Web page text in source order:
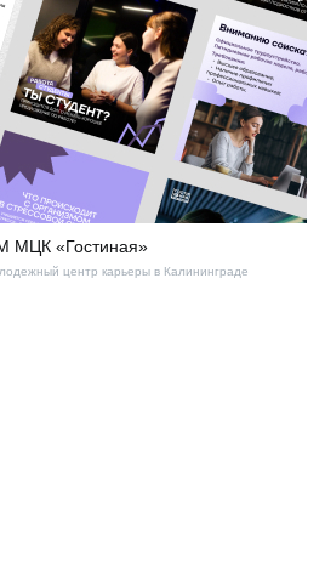
МЦК «Гостиная»
центр карьеры в Калининграде